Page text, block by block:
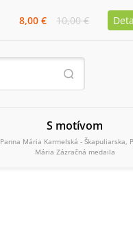
8,00 € 10,00 €
S motívom
Panna Mária Karmelská - Škapuliarska,
Mária Zázračná medaila